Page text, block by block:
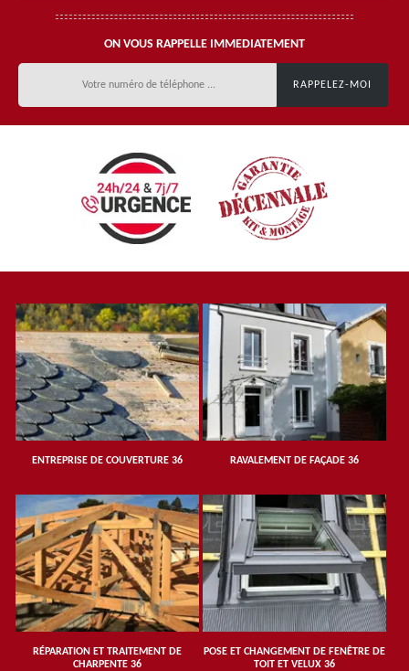
ON VOUS RAPPELLE IMMEDIATEMENT
ENTREPRISE DE COUVERTURE 36 RAVALEMENT DE FAÇADE 36
RÉPARATION ET TRAITEMENT DE
CHARPENTE 36
POSE ET CHANGEMENT DE FENÊTRE DE
TOIT ET VELUX 36